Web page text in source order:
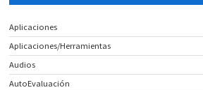
Aplicaciones
Aplicaciones/Herramientas
Audios
AutoEvaluación